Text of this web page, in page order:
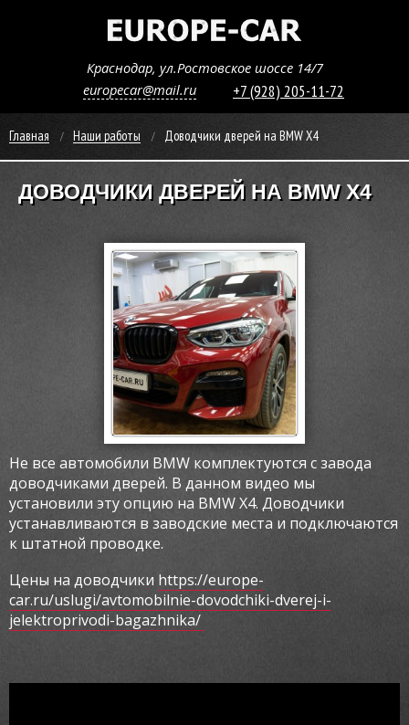
Краснодар, ул.Ростовское шоссе 14/7
europecar@mail.ru
+7 (928) 205-11-72
Главная Наши работы Доводчики дверей на BMW X4
ДОВОДЧИКИ ДВЕРЕЙ НА BMW X4
Не все автомобили BMW комплектуются с завода
доводчиками дверей. В данном видео мы
установили эту опцию на BMW X4. Доводчики
устанавливаются в заводские места и подключаются
к штатной проводке.
Цены на доводчики https://europe-
car.ru/uslugi/avtomobilnie-dovodchiki-dverej-i-
jelektroprivodi-bagazhnika/